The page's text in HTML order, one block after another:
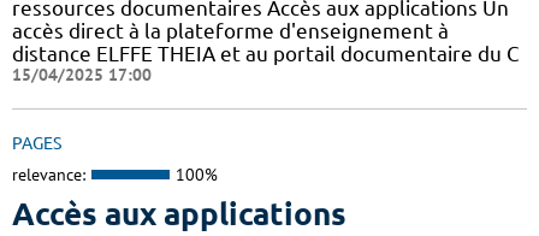
ressources documentaires Accès aux applications Un
accès direct à la plateforme d'enseignement à
distance ELFFE THEIA et au portail documentaire du C
15/04/2025 17:00
PAGES
relevance: 100%
Accès aux applications